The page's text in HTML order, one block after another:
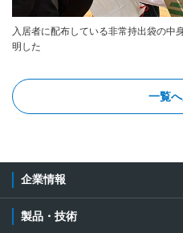
入居者に配布している非常持出袋の中
明した
一覧
企業情報
製品・技術